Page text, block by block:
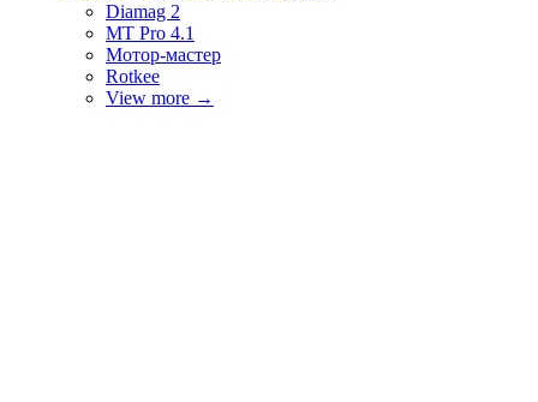
Diamag 2
MT Pro 4.1
Мотор-мастер
Rotkee
View more →